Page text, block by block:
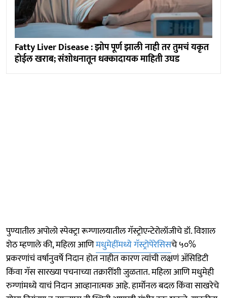
Fatty Liver Disease : झोप पूर्ण झाली नाही तर तुमचं यकृत
होईल खराब; संशोधनातून धक्कादायक माहिती उघड
पुण्यातील अपोलो स्पेक्ट्रा रूग्णालयातील गॅस्ट्रोएन्टेरोलॉजीचे डॉ. विशाल
शेठ म्हणाले की, महिला आणिमधुमेहींमध्ये गॅस्ट्रोपेरेसिसचे ५०%
प्रकरणांचं वर्षानुवर्षे निदान होत नाहीत कारण त्यांची लक्षणं अ‍ॅसिडिटी
किंवा गॅस सारख्या पचनाच्या तक्रारींशी जुळतात. महिला आणि मधुमेही
रुग्णांमध्ये याचं निदान आव्हानात्मक आहे. हार्मोनल बदल किंवा साखरेचे